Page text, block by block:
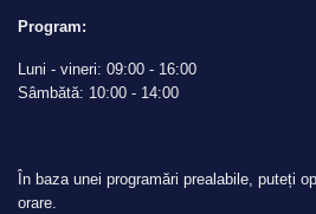
Program:
Luni - vineri: 09:00 - 16:00
Sâmbătă: 10:00 - 14:00
În baza unei programări prealabile, puteți
orare.